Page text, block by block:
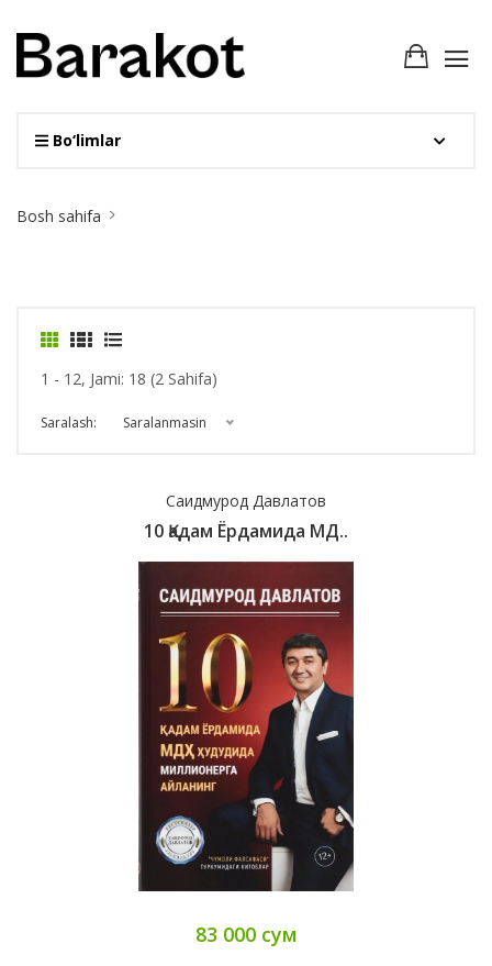
Bo‘limlar
Breadcrumb
Bosh sahifa
1 - 12, Jami: 18 (2 Sahifa)
Saralash: Saralanmasin
Саидмурод Давлатов
10 Қадам Ёрдамида МД..
83 000 сум